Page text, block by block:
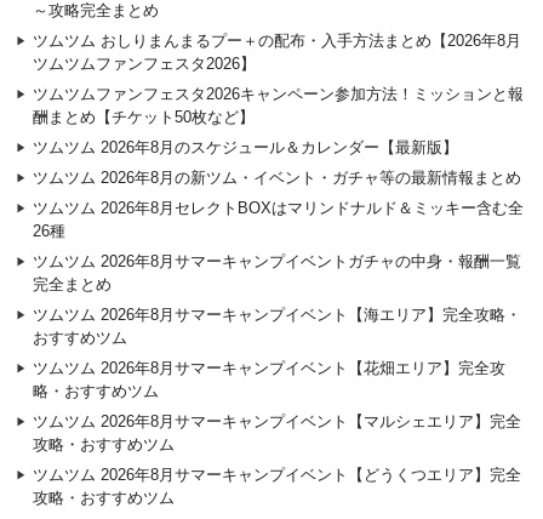
～攻略完全まとめ
ツムツム おしりまんまるプー＋の配布・入手方法まとめ【2026年8月
ツムツムファンフェスタ2026】
ツムツムファンフェスタ2026キャンペーン参加方法！ミッションと報
酬まとめ【チケット50枚など】
ツムツム 2026年8月のスケジュール＆カレンダー【最新版】
ツムツム 2026年8月の新ツム・イベント・ガチャ等の最新情報まとめ
ツムツム 2026年8月セレクトBOXはマリンドナルド＆ミッキー含む全
26種
ツムツム 2026年8月サマーキャンプイベントガチャの中身・報酬一覧
完全まとめ
ツムツム 2026年8月サマーキャンプイベント【海エリア】完全攻略・
おすすめツム
ツムツム 2026年8月サマーキャンプイベント【花畑エリア】完全攻
略・おすすめツム
ツムツム 2026年8月サマーキャンプイベント【マルシェエリア】完全
攻略・おすすめツム
ツムツム 2026年8月サマーキャンプイベント【どうくつエリア】完全
攻略・おすすめツム